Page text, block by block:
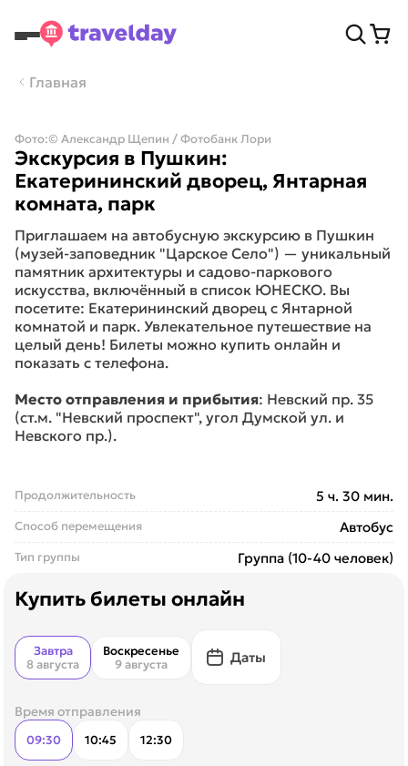
Главная
Фото:© Александр Щепин / Фотобанк Лори
Купить билеты онлайн
Даты
Завтра
8 августа
Воскресенье
9 августа
Время отправления
09:30 10:45 12:30
Экскурсия в Пушкин:
Екатерининский дворец, Янтарная
комната, парк
Приглашаем на автобусную экскурсию в Пушкин
(музей-заповедник "Царское Село") — уникальный
памятник архитектуры и садово-паркового
искусства, включённый в список ЮНЕСКО. Вы
посетите: Екатерининский дворец с Янтарной
комнатой и парк. Увлекательное путешествие на
целый день! Билеты можно купить онлайн и
показать с телефона.
Место отправления и прибытия: Невский пр. 35
(ст.м. "Невский проспект", угол Думской ул. и
Невского пр.).
Продолжительность 5 ч. 30 мин.
Способ перемещения Автобус
Тип группы Группа (10-40 человек)